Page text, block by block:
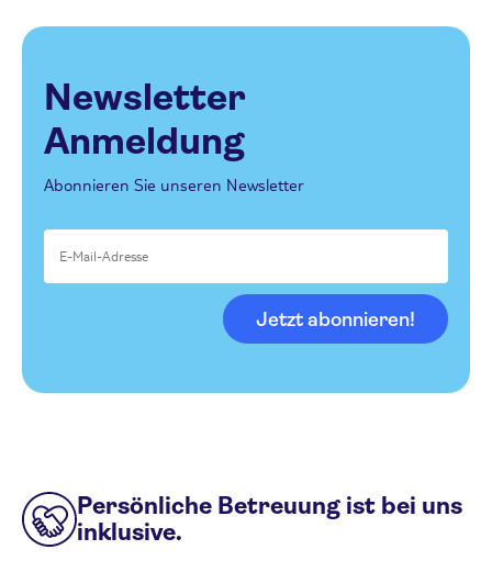
Newsletter
Anmeldung
Abonnieren Sie unseren Newsletter
Jetzt abonnieren!
Persönliche Betreuung ist bei uns
inklusive.